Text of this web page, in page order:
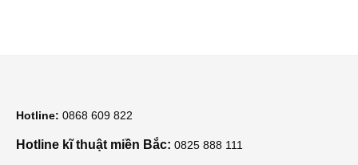
Hotline: 0868 609 822
Hotline kĩ thuật miền Bắc: 0825 888 111